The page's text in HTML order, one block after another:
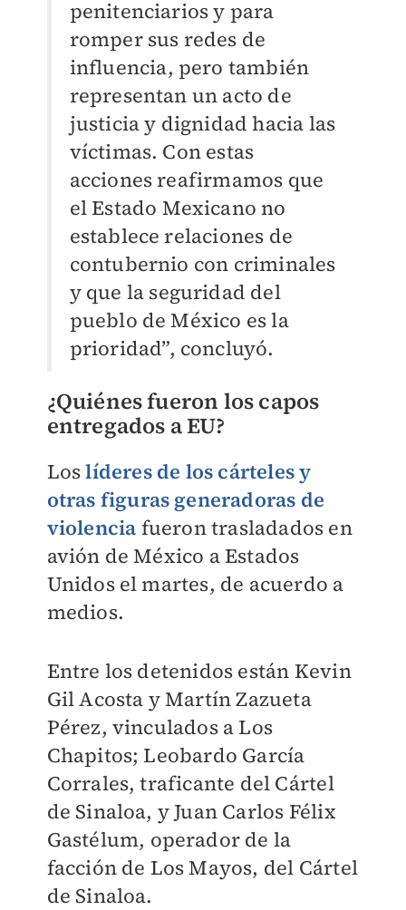
penitenciarios y para
romper sus redes de
influencia, pero también
representan un acto de
justicia y dignidad hacia las
víctimas. Con estas
acciones reafirmamos que
el Estado Mexicano no
establece relaciones de
contubernio con criminales
y que la seguridad del
pueblo de México es la
prioridad”, concluyó.
¿Quiénes fueron los capos
entregados a EU?
Loslíderes de los cárteles y
otras figuras generadoras de
violencia fueron trasladados en
avión de México a Estados
Unidos el martes, de acuerdo a
medios.
Entre los detenidos están Kevin
Gil Acosta y Martín Zazueta
Pérez, vinculados a Los
Chapitos; Leobardo García
Corrales, traficante del Cártel
de Sinaloa, y Juan Carlos Félix
Gastélum, operador de la
facción de Los Mayos, del Cártel
de Sinaloa.